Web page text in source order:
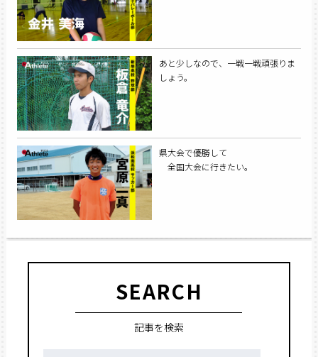
あと少しなので、一戦一戦頑張りま
しょう。
県大会で優勝して
全国大会に行きたい。
SEARCH
記事を検索